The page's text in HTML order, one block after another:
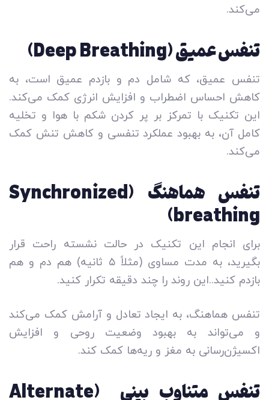
می‌کند.
تنفس عمیق (Deep Breathing)
تنفس عمیق، که شامل دم و بازدم عمیق است، به
کاهش احساس اضطراب و افزایش انرژی کمک می‌کند.
این تکنیک با تمرکز بر پر کردن شکم با هوا و تخلیه
کامل آن، به بهبود عملکرد تنفسی و کاهش تنش کمک
می‌کند.
تنفس هماهنگ (Synchronized
breathing)
برای انجام این تکنیک در حالت نشسته راحت قرار
بگیرید، به مدت مساوی (مثلاً ۵ ثانیه) هم دم و هم
بازدم کنید..این روند را چند دقیقه تکرار کنید.
تنفس هماهنگ، به ایجاد تعادل و آرامش کمک می‌کند
و می‌تواند به بهبود وضعیت روحی و افزایش
اکسیژن‌رسانی به مغز و ریه‌ها کمک کند.
تنفس متناوب بینی (Alternate